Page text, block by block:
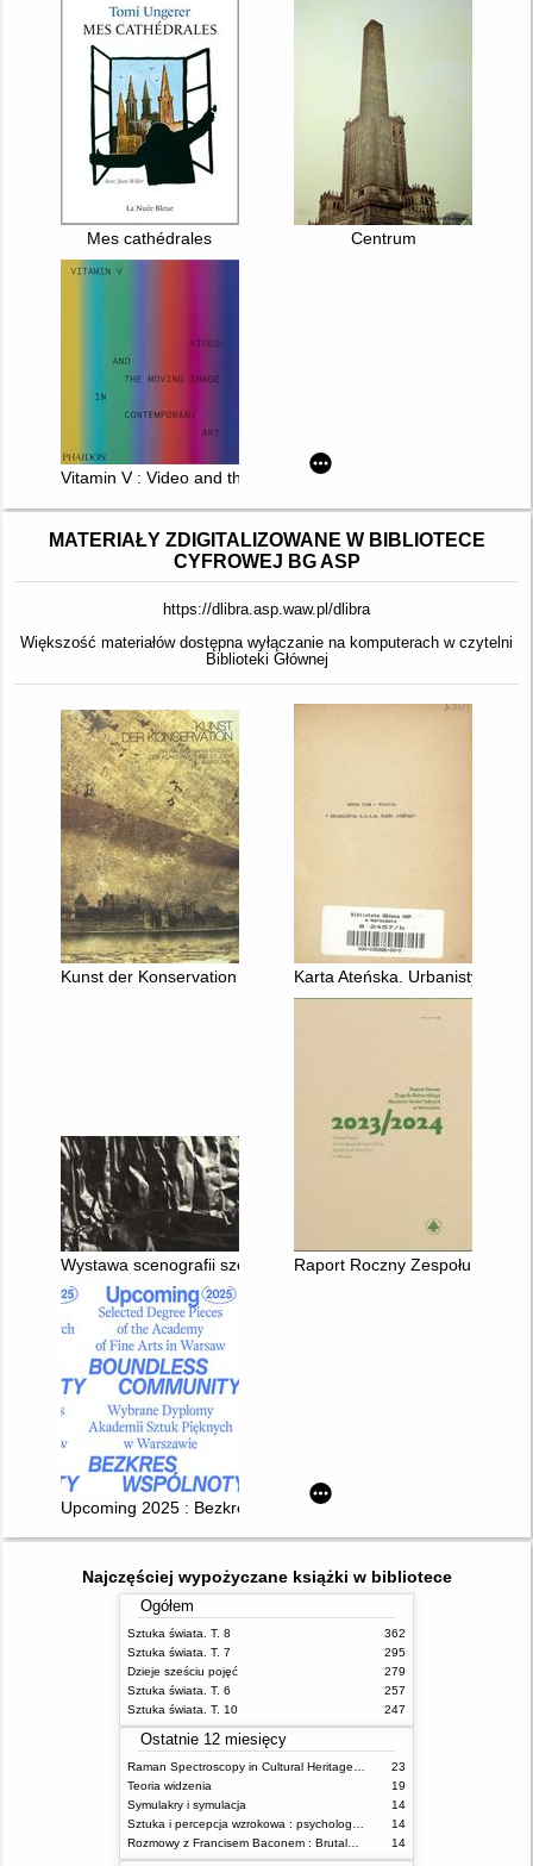
Mes cathédrales Centrum
Vitamin V : Video and the Moving Image in Contemporary Art
MATERIAŁY ZDIGITALIZOWANE W BIBLIOTECE
CYFROWEJ BG ASP
https://dlibra.asp.waw.pl/dlibra
Większość materiałów dostępna wyłączanie na komputerach w czytelni
Biblioteki Głównej
Kunst der Konservation : Ein Halbes Jahrundert der
Karta Ateńska. Urbanistyka C.
Wystawa scenografii szekspirowskiej Mariana Stańczak
Raport Roczny Zespołu
Upcoming 2025 : Bezkres wspólnoty : Wybrane dyplomy
Najczęściej wypożyczane książki w bibliotece
Ogółem
Sztuka świata. T. 8
362
Sztuka świata. T. 7
295
Dzieje sześciu pojęć
279
Sztuka świata. T. 6
257
Sztuka świata. T. 10
247
Ostatnie 12 miesięcy
23
Teoria widzenia
19
Symulakry i symulacja
14
14
14